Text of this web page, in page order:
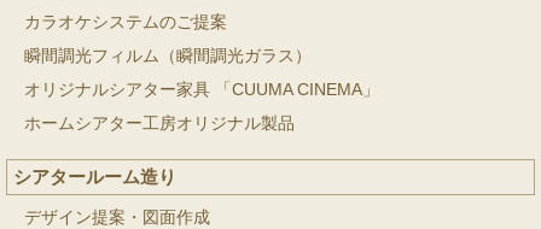
カラオケシステムのご提案
瞬間調光フィルム（瞬間調光ガラス）
オリジナルシアター家具 「CUUMA CINEMA」
ホームシアター工房オリジナル製品
シアタールーム造り
デザイン提案・図面作成